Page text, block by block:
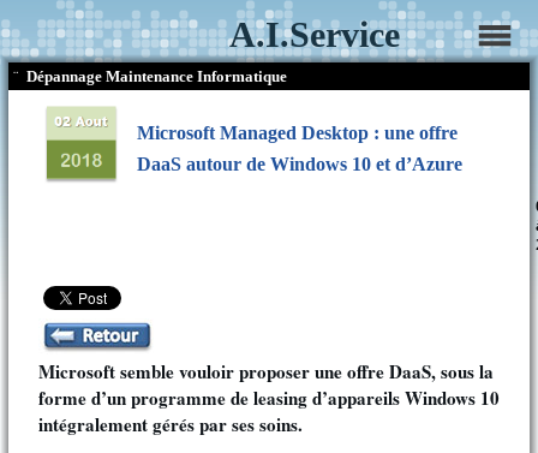
A.I.Service
¨ Dépannage Maintenance Informatique
Microsoft Managed Desktop : une offre
DaaS autour de Windows 10 et d’Azure
Microsoft semble vouloir proposer une offre DaaS, sous la
forme d’un programme de leasing d’appareils Windows 10
intégralement gérés par ses soins.